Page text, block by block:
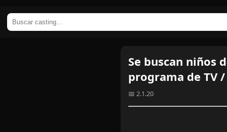
Se buscan niños
programa de TV
📅 2.1.20